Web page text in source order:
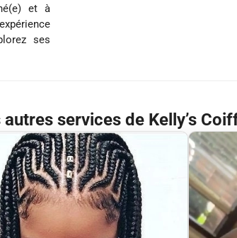
et à
ses
services de Kelly’s